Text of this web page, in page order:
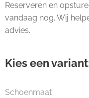
Reserveren en
vandaag nog. Wij
advies.
Kies een
Schoenmaat